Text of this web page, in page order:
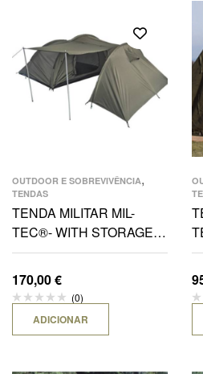
OUTDOOR E SOBREVIVÊNCIA,
TENDAS
TENDA MILITAR MIL-
TEC®- WITH STORAGE
SPACE-4 PESSOAS
170,00€
(0)
ADICIONAR